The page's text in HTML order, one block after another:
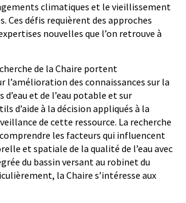
climatiques et le vieillissement
Ces défis requièrent des approches
nouvelles que l’on retrouve à
de la Chaire portent
l’amélioration des connaissances sur la
d’eau et de l’eau potable et sur
d’aide à la décision appliqués à la
de cette ressource. La recherche
comprendre les facteurs qui influencent
et spatiale de la qualité de l’eau avec
du bassin versant au robinet du
la Chaire s’intéresse aux